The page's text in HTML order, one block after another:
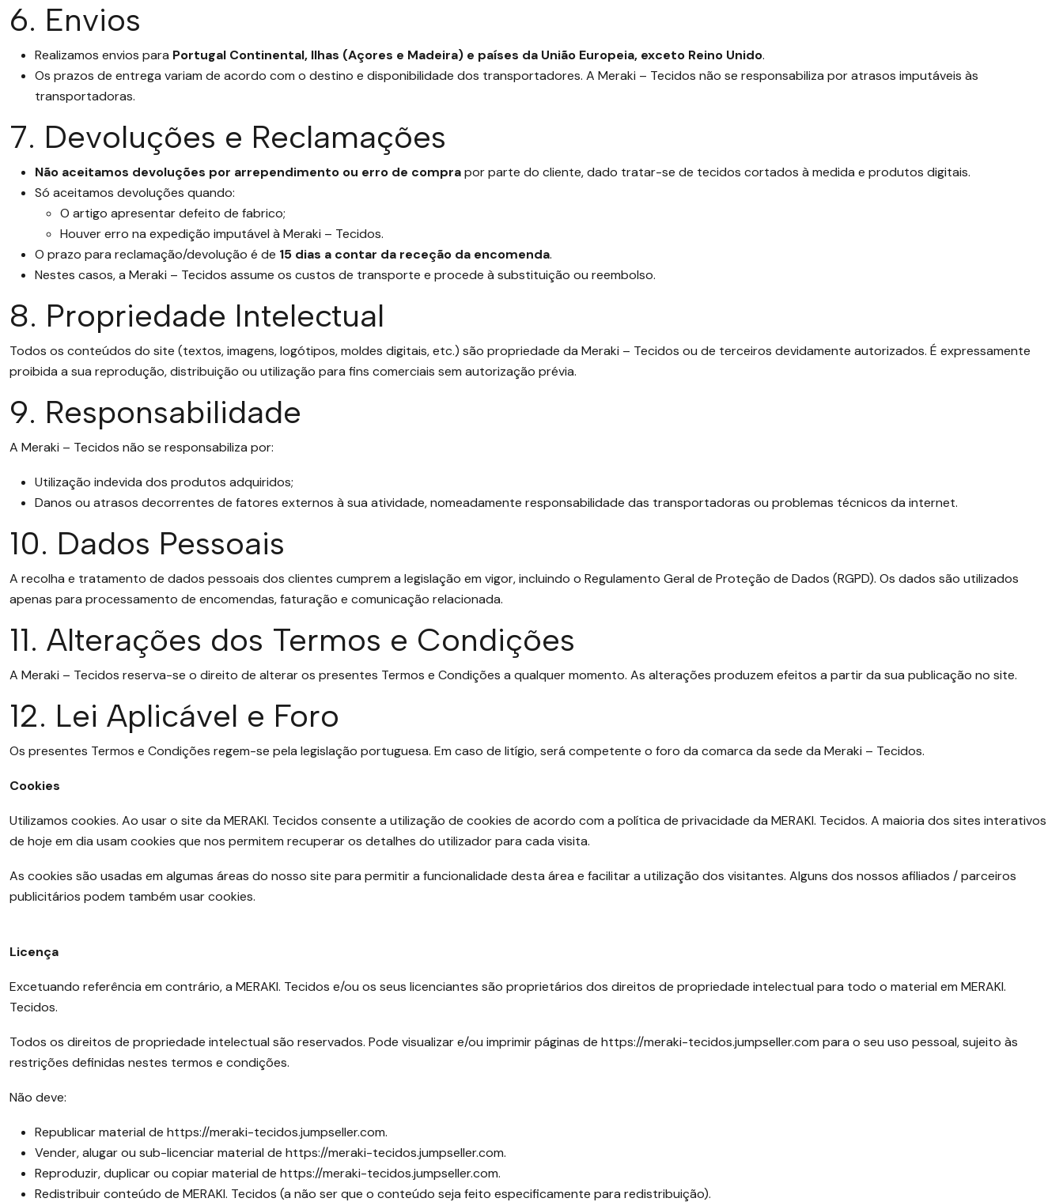
6. Envios
Realizamos envios para Portugal Continental, Ilhas (Açores e Madeira) e países da União Europeia, exceto Reino Unido.
Os prazos de entrega variam de acordo com o destino e disponibilidade dos transportadores. A Meraki – Tecidos não se responsabiliza por atrasos imputáveis às
transportadoras.
7. Devoluções e Reclamações
Não aceitamos devoluções por arrependimento ou erro de comprapor parte do cliente, dado tratar-se de tecidos cortados à medida e produtos digitais.
Só aceitamos devoluções quando:
O artigo apresentar defeito de fabrico;
Houver erro na expedição imputável à Meraki – Tecidos.
O prazo para reclamação/devolução é de 15 dias a contar da receção da encomenda.
Nestes casos, a Meraki – Tecidos assume os custos de transporte e procede à substituição ou reembolso.
8. Propriedade Intelectual
Todos os conteúdos do site (textos, imagens, logótipos, moldes digitais, etc.) são propriedade da Meraki – Tecidos ou de terceiros devidamente autorizados. É expressamente
proibida a sua reprodução, distribuição ou utilização para fins comerciais sem autorização prévia.
9. Responsabilidade
A Meraki – Tecidos não se responsabiliza por:
Utilização indevida dos produtos adquiridos;
Danos ou atrasos decorrentes de fatores externos à sua atividade, nomeadamente responsabilidade das transportadoras ou problemas técnicos da internet.
10. Dados Pessoais
A recolha e tratamento de dados pessoais dos clientes cumprem a legislação em vigor, incluindo o Regulamento Geral de Proteção de Dados (RGPD). Os dados são utilizados
apenas para processamento de encomendas, faturação e comunicação relacionada.
11. Alterações dos Termos e Condições
A Meraki – Tecidos reserva-se o direito de alterar os presentes Termos e Condições a qualquer momento. As alterações produzem efeitos a partir da sua publicação no site.
12. Lei Aplicável e Foro
Os presentes Termos e Condições regem-se pela legislação portuguesa. Em caso de litígio, será competente o foro da comarca da sede da Meraki – Tecidos.
Cookies
Utilizamos cookies. Ao usar o site da MERAKI. Tecidos consente a utilização de cookies de acordo com a política de privacidade da MERAKI. Tecidos. A maioria dos sites interativos
de hoje em dia usam cookies que nos permitem recuperar os detalhes do utilizador para cada visita.
As cookies são usadas em algumas áreas do nosso site para permitir a funcionalidade desta área e facilitar a utilização dos visitantes. Alguns dos nossos afiliados / parceiros
publicitários podem também usar cookies.
Licença
Excetuando referência em contrário, a MERAKI. Tecidos e/ou os seus licenciantes são proprietários dos direitos de propriedade intelectual para todo o material em MERAKI.
Tecidos.
Todos os direitos de propriedade intelectual são reservados. Pode visualizar e/ou imprimir páginas de https://meraki-tecidos.jumpseller.com para o seu uso pessoal, sujeito às
restrições definidas nestes termos e condições.
Não deve:
Republicar material de https://meraki-tecidos.jumpseller.com.
Vender, alugar ou sub-licenciar material de https://meraki-tecidos.jumpseller.com.
Reproduzir, duplicar ou copiar material de https://meraki-tecidos.jumpseller.com.
Redistribuir conteúdo de MERAKI. Tecidos (a não ser que o conteúdo seja feito especificamente para redistribuição).